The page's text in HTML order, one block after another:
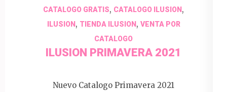
CATALOGO GRATIS, CATALOGO ILUSION,
ILUSION, TIENDA ILUSION, VENTA POR
CATALOGO
ILUSION PRIMAVERA 2021
Nuevo Catalogo Primavera 2021